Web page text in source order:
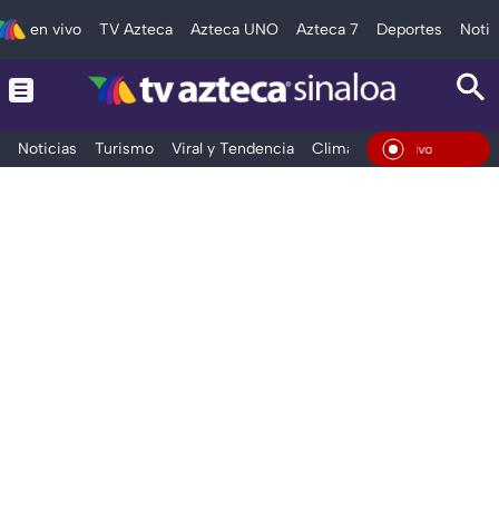
en vivo TV Azteca Azteca UNO Azteca 7 Deportes
Noticias Turismo Viral y Tendencia Clima Deportes
En Vivo